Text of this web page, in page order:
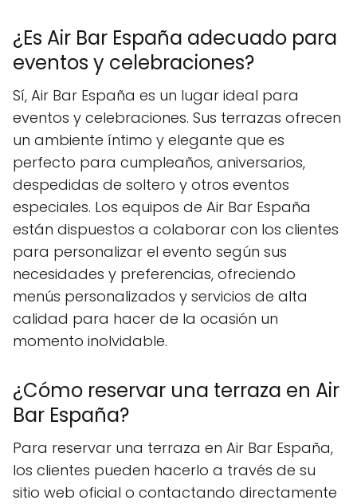
¿Es Air Bar España adecuado para
eventos y celebraciones?
Sí, Air Bar España es un lugar ideal para
eventos y celebraciones. Sus terrazas ofrecen
un ambiente íntimo y elegante que es
perfecto para cumpleaños, aniversarios,
despedidas de soltero y otros eventos
especiales. Los equipos de Air Bar España
están dispuestos a colaborar con los clientes
para personalizar el evento según sus
necesidades y preferencias, ofreciendo
menús personalizados y servicios de alta
calidad para hacer de la ocasión un
momento inolvidable.
¿Cómo reservar una terraza en Air
Bar España?
Para reservar una terraza en Air Bar España,
los clientes pueden hacerlo a través de su
sitio web oficial o contactando directamente